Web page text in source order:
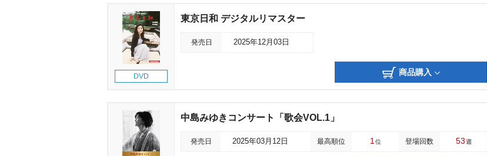
DVD
東京日和 デジタルリマスター
発売日 2025年12月03日
商品購入
中島みゆきコンサート「歌会VOL.1」
発売日 2025年03月12日 最高順位 1 位 登場回数 53週